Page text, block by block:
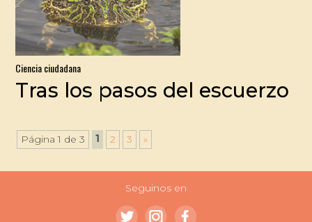
Ciencia ciudadana
Tras los pasos del escuerzo
Página 1 de 3 1 2 3 »
Seguinos en